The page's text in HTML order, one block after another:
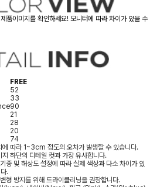
품이미지를 확인하세요! 모니터에 따라 차이가 있을 수
FREE
52
33
90
21
28
20
74
에 따라 1~3cm 정도의 오차가 발생할 수 있습니다.
하단의 디테일 컷과 가장 유사합니다.
종 및 해상도 설정에 따라 실제 색상과 다소 차이가 있
.
형 방지를 위해 드라이클리닝을 권장합니다.